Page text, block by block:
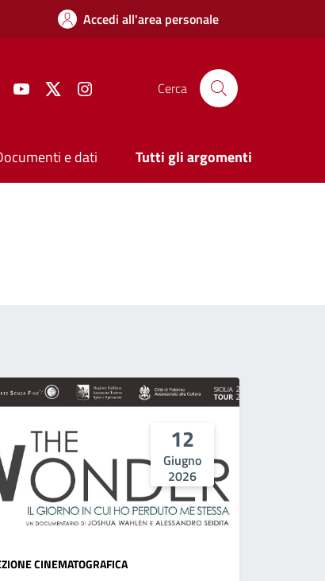
Accedi all'area personale
FacebookYouTube Twitter Cerca
e dati Tutti gli argomenti
12
Giugno
2026
CINEMATOGRAFICA